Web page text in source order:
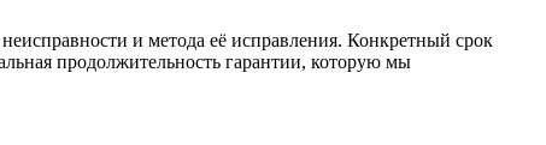
и метода её исправления. Конкретный срок
продолжительность гарантии, которую мы